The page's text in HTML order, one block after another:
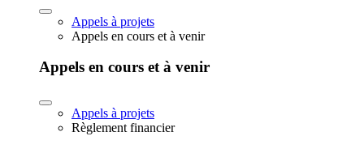
Appels à projets
Appels en cours et à venir
Appels en cours et à venir
Appels à projets
Règlement financier